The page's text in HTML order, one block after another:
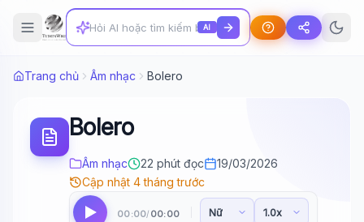
AI
Trang chủ Âm nhạc Bolero
Bolero
Âm nhạc 22 phút đọc
19/03/2026
Cập nhật 4 tháng trước
00:00/ 00:00